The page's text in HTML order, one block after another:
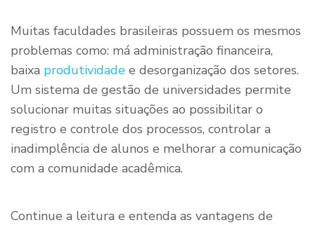
Muitas faculdades brasileiras possuem os mesmos
problemas como: má administração financeira,
baixa produtividade e desorganização dos setores.
Um sistema de gestão de universidades permite
solucionar muitas situações ao possibilitar o
registro e controle dos processos, controlar a
inadimplência de alunos e melhorar a comunicação
com a comunidade acadêmica.
Continue a leitura e entenda as vantagens de